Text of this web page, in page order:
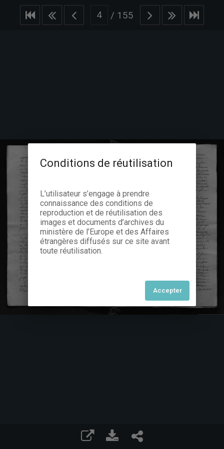
/ 155
Conditions de réutilisation
L’utilisateur s’engage à prendre
connaissance des conditions de
reproduction et de réutilisation des
images et documents d’archives du
ministère de l’Europe et des Affaires
étrangères diffusés sur ce site avant
toute réutilisation.